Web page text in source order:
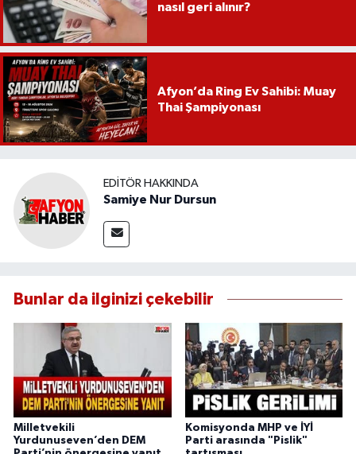
nasıl geri alınır?
Afyon’da Ring Ev Sahibi: Muay
Thai Şampiyonası
EDITÖR HAKKINDA
Samiye Nur Dursun
Bunlar da ilginizi çekebilir
Milletvekili
Yurdunuseven’den DEM
Komisyonda MHP ve İYİ
Parti arasında "Pislik"